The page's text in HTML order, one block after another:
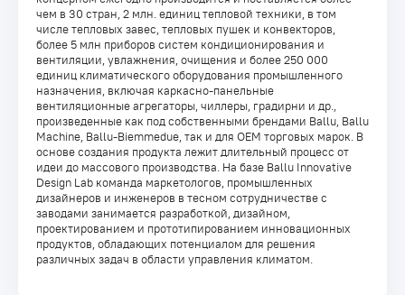
чем в 30 стран, 2 млн. единиц тепловой техники, в том
числе тепловых завес, тепловых пушек и конвекторов,
более 5 млн приборов систем кондиционирования и
вентиляции, увлажнения, очищения и более 250 000
единиц климатического оборудования промышленного
назначения, включая каркасно-панельные
вентиляционные агрегаторы, чиллеры, градирни и др.,
произведенные как под собственными брендами Ballu, Ballu
Machine, Ballu-Biemmedue, так и для OEM торговых марок. В
основе создания продукта лежит длительный процесс от
идеи до массового производства. На базе Ballu Innovative
Design Lab команда маркетологов, промышленных
дизайнеров и инженеров в тесном сотрудничестве с
заводами занимается разработкой, дизайном,
проектированием и прототипированием инновационных
продуктов, обладающих потенциалом для решения
различных задач в области управления климатом.